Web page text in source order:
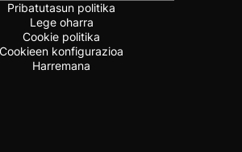
Pribatutasun politika
Lege oharra
Cookie politika
Cookieen konfigurazioa
Harremana